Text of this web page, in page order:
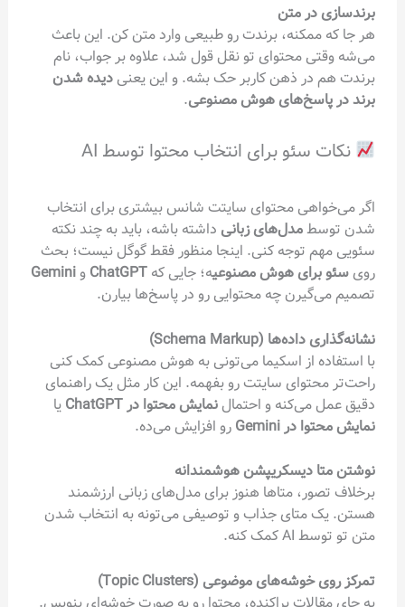
برندسازی در متن
هر جا که ممکنه، برندت رو طبیعی وارد متن کن. این باعث
می‌شه وقتی محتوای تو نقل قول شد، علاوه بر جواب، نام
برندت هم در ذهن کاربر حک بشه. و این یعنی دیده شدن
برند در پاسخ‌های هوش مصنوعی.
نکات سئو برای انتخاب محتوا توسط AI
اگر می‌خواهی محتوای سایتت شانس بیشتری برای انتخاب
شدن توسطمدل‌های زبانی داشته باشه، باید به چند نکته
سئویی مهم توجه کنی. اینجا منظور فقط گوگل نیست؛ بحث
روی سئو برای هوش مصنوعیه؛ جایی که ChatGPT وGemini
تصمیم می‌گیرن چه محتوایی رو در پاسخ‌ها بیارن.
نشانه‌گذاری داده‌ها (Schema Markup)
با استفاده از اسکیما می‌تونی به هوش مصنوعی کمک کنی
راحت‌تر محتوای سایتت رو بفهمه. این کار مثل یک راهنمای
دقیق عمل می‌کنه و احتمال نمایش محتوا در ChatGPT
یا
نمایش محتوا در Gemini
رو افزایش می‌ده.
نوشتن متا دیسکریپشن هوشمندانه
برخلاف تصور، متاها هنوز برای مدل‌های زبانی ارزشمند
هستن. یک متای جذاب و توصیفی می‌تونه به انتخاب شدن
متن تو توسط AI کمک کنه.
تمرکز روی خوشه‌های موضوعی (Topic Clusters)